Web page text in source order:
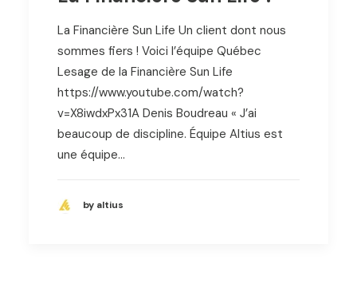
La Financière Sun Life Un client dont nous
sommes fiers ! Voici l’équipe Québec
Lesage de la Financière Sun Life
https://www.youtube.com/watch?
v=X8iwdxPx31A Denis Boudreau « J’ai
beaucoup de discipline. Équipe Altius est
une équipe…
by altius